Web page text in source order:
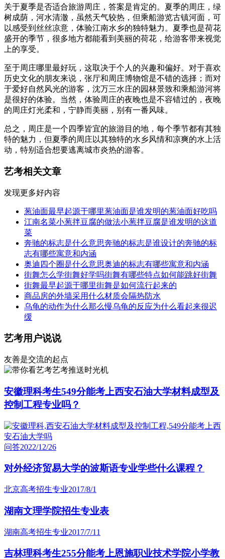
关于夏季是否适合旅游周庄，答案是肯定的。夏季的周庄，绿
树成荫，河水清澈，虽然天气较热，但乘船游览古镇河面，可
以感受到丝丝凉意，体验江南水乡的独特魅力。夏季也是荷花
盛开的季节，很多地方都能看到美丽的荷花，给游客带来视觉
上的享受。
至于周庄哪里最好玩，这取决于个人的兴趣和偏好。对于喜欢
历史文化的朋友来说，张厅和周庄博物馆是不错的选择；而对
于爱好自然风光的游客，沈万三水庄的园林景致和乘船游河将
是很好的体验。当然，体验周庄的夜晚也是不容错过的，夜晚
的周庄灯光柔和，宁静而美丽，别有一番风味。
总之，周庄是一个四季皆宜的旅游目的地，每个季节都有其独
特的魅力，但夏季的周庄以其独特的水乡风情和凉爽的水上活
动，特别适合想要逃离城市炎热的游客。
艺考相关文章
发现更多好内容
葱油面最早起源于哪里葱油面是谁发明的葱油面好吃吗
江南名菜小葱拌豆腐的做法小葱拌豆腐是谁发明的这道
菜
奔驰的标志是什么意思奔驰的标志是谁设计的奔驰的标
志有哪些寓意和内涵
奥迪四个圈是什么意思奥迪的标志有哪些寓意和内涵
街舞怎么学街舞好学吗街舞有哪些特点如何能跳好街舞
街舞最早起源于哪里街舞是如何流行起来的
商品房的外墙采用什么材质会隔热防水
乌龟的动作为什么那么慢乌龟的反应为什么看起来很迟
缓
艺考用户说说
友善是交流的起点
艺考推送时光机
安徽理科考生549分能考上西安石油大学材料成型及
控制工程专业吗？
问答2022/12/26
对外经济贸易大学的波斯语专业学些什么课程？
北京高考招生专业2017/8/1
湖南文理学院招生专业表
湖南高考招生专业2017/7/11
吉林理科考生255分能考上恩施职业技术学院小学教